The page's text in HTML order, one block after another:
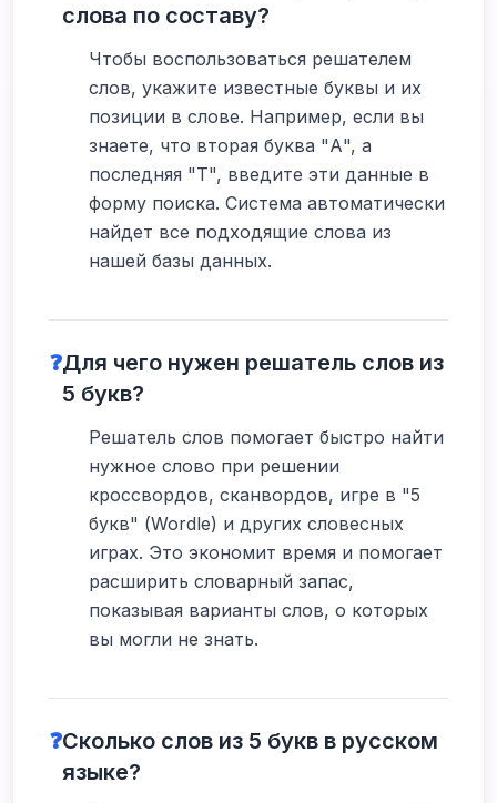
слова по составу?
Чтобы воспользоваться решателем
слов, укажите известные буквы и их
позиции в слове. Например, если вы
знаете, что вторая буква "А", а
последняя "Т", введите эти данные в
форму поиска. Система автоматически
найдет все подходящие слова из
нашей базы данных.
❓Для чего нужен решатель слов из
5 букв?
Решатель слов помогает быстро найти
нужное слово при решении
кроссвордов, сканвордов, игре в "5
букв" (Wordle) и других словесных
играх. Это экономит время и помогает
расширить словарный запас,
показывая варианты слов, о которых
вы могли не знать.
❓Сколько слов из 5 букв в русском
языке?